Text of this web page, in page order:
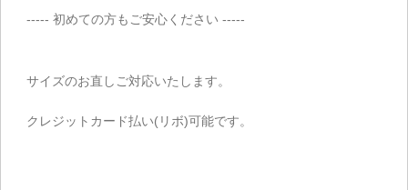
----- 初めての方もご安心ください -----
サイズのお直しご対応いたします。
クレジットカード払い(リボ)可能です。